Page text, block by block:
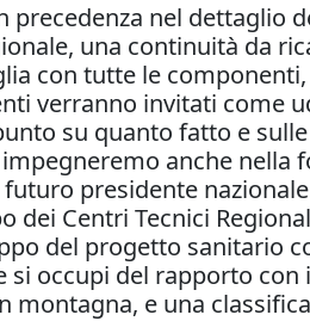
nel dettaglio
una continuità da
con tutte le
verranno invitati come
su quanto fatto e
anche
presidente
dei Centri Tecnici
del progetto sanitario
si occupi del rapporto
e una